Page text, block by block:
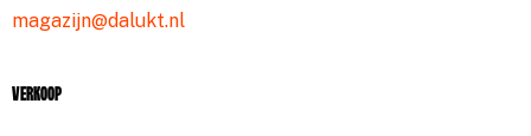
magazijn@dalukt.nl
Verkoop